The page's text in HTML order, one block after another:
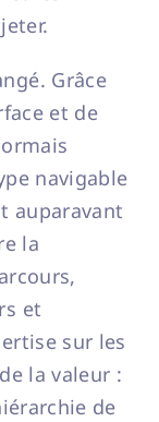
Grâce
et de
navigable
auparavant
la
et
sur les
la valeur :
de